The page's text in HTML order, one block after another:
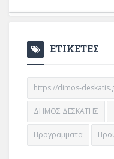
ΕΤΙΚΕΤΕΣ
https://dimos-
ΔΗΜΟΣ ΔΕΣΚΑΤΗΣ
Προγράμματα